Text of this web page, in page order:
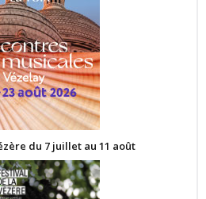
du 7 juillet au 11 août